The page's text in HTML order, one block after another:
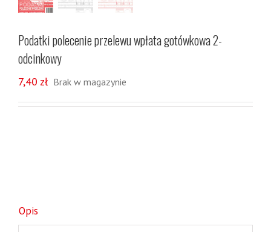
Podatki polecenie przelewu wpłata gotówkowa 2-
odcinkowy
7,40 zł Brak w magazynie
Opis